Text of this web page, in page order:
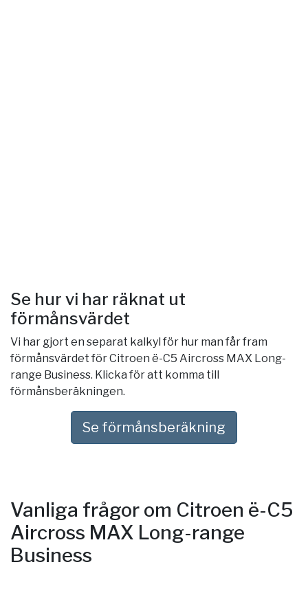
Se hur vi har räknat ut
förmånsvärdet
Vi har gjort en separat kalkyl för hur man får fram
förmånsvärdet för Citroen ë-C5 Aircross MAX Long-
range Business. Klicka för att komma till
förmånsberäkningen.
Se förmånsberäkning
Vanliga frågor om Citroen ë-C5
Aircross MAX Long-range
Business